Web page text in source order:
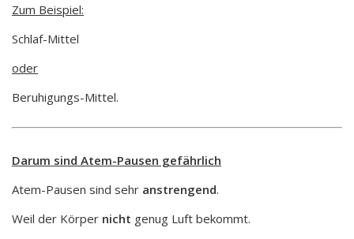
Zum Beispiel:
Schlaf-Mittel
oder
Beruhigungs-Mittel.
Darum sind Atem-Pausen gefährlich
Atem-Pausen sind sehr anstrengend.
Weil der Körper nicht genug Luft bekommt.